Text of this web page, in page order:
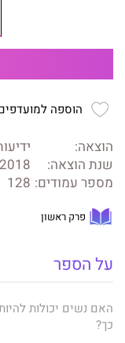
הוספה
הוצאה:
שנת הוצאה:
2018
מספר עמודים: 128
פרק ראשון
על הספר
האם נשים יכולות
כך?